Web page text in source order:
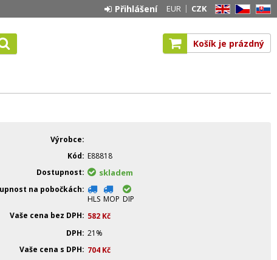
EN CZ SK
EUR CZK
Přihlášení
Košík je prázdný
Výrobce
Kód
E88818
Dostupnost
skladem
na pobočkách
HLS MOP DIP
Vaše cena bez DPH
582 Kč
DPH 21%
Vaše cena s DPH
704 Kč